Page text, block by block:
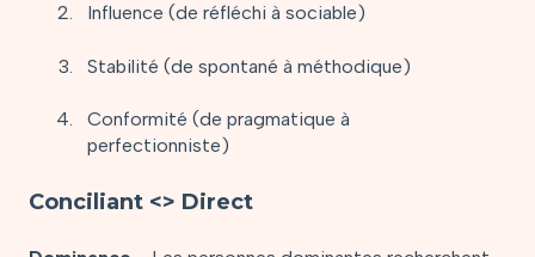
Influence (de réfléchi à sociable)
Stabilité (de spontané à méthodique)
Conformité (de pragmatique à
perfectionniste)
Conciliant <> Direct